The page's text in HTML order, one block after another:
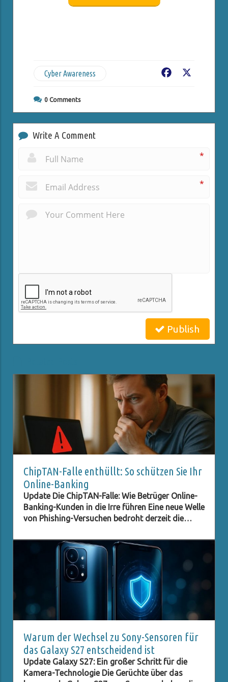
Cyber Awareness Facebook
0 Comments
Write A Comment
*
*
Publish
ChipTAN-Falle enthüllt: So schützen Sie Ihr
Online-Banking
Update Die ChipTAN-Falle: Wie Betrüger Online-
Banking-Kunden in die Irre führen Eine neue Welle
von Phishing-Versuchen bedroht derzeit die
offizielle Institutionen und versuchen, durch
gefälschte E-Mails an sensible Daten zu
gelangen. In diesem Fall wird ein angebliches
ChipTAN-Update als Aufhänger genutzt, um
unsuspecting Kunden auf eine gefälschte
Website zu locken. Diese Vorgehensweise ist
nicht neu, doch die perfiden Methoden der
Betrüger entwickeln sich ständig weiter, und es
ist entscheidend, über die neuesten
Entwicklungen informiert zu sein. Was ist die
ChipTAN-Methode? Die ChipTAN-Methode ist
eine gängige Sicherheitsmaßnahme, die beim
Online-Banking verwendet wird. Bei dieser
Warum der Wechsel zu Sony-Sensoren für
das Galaxy S27 entscheidend ist
Update Galaxy S27: Ein großer Schritt für die
Kamera-Technologie Die Gerüchte über das